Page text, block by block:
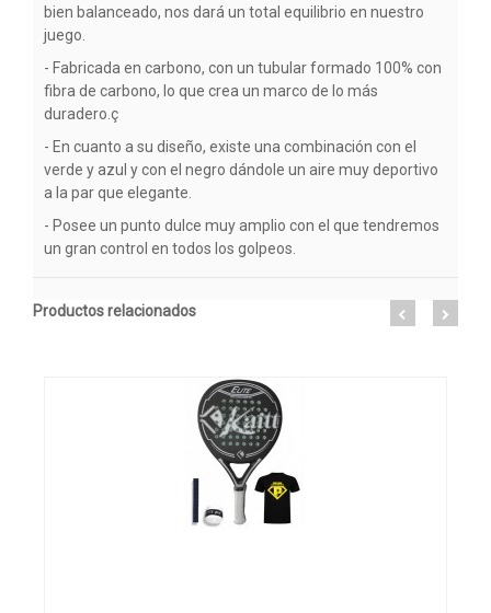
bien balanceado, nos dará un total equilibrio en nuestro
juego.
- Fabricada en carbono, con un tubular formado 100% con
fibra de carbono, lo que crea un marco de lo más
duradero.ç
- En cuanto a su diseño, existe una combinación con el
verde y azul y con el negro dándole un aire muy deportivo
a la par que elegante.
- Posee un punto dulce muy amplio con el que tendremos
un gran control en todos los golpeos.
Productos relacionados